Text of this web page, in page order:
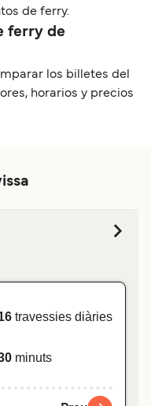
de ferry.
ferry de
los billetes del
horarios y precios
travessies diàries
minuts